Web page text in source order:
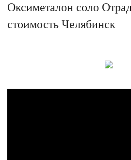
Оксиметалон соло
стоимость Челябинск